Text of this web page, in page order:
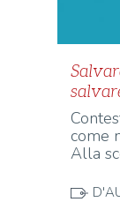
come
Alla